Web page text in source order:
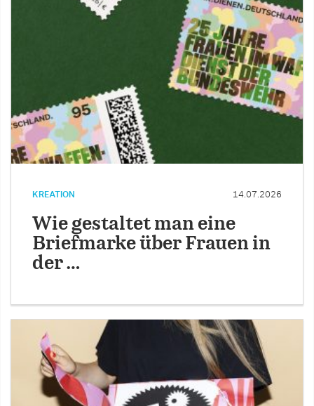
KREATION 14.07.2026
Wie gestaltet man eine
Briefmarke über Frauen in
der …